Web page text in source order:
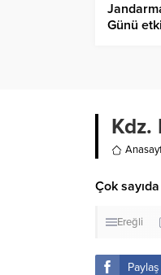
Günü
Kdz.
Çok
Ereğli
Paylaş